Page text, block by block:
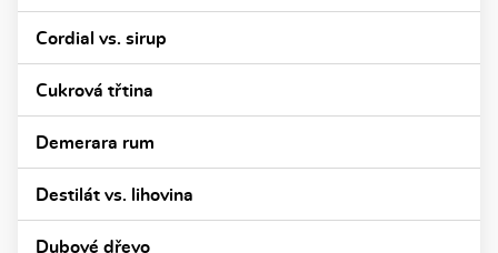
Cordial vs. sirup
Cukrová třtina
Demerara rum
Destilát vs. lihovina
Dubové dřevo